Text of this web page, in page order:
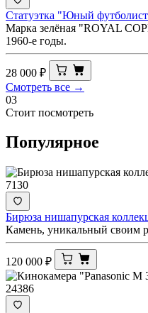
Статуэтка "Юный
Марка зелёная "ROYAL
1960-е годы.
28 000 ₽
Смотреть все →
03
Стоит посмотреть
Популярное
7130
Бирюза нишапурская
Камень, уникальный своим
120 000 ₽
24386